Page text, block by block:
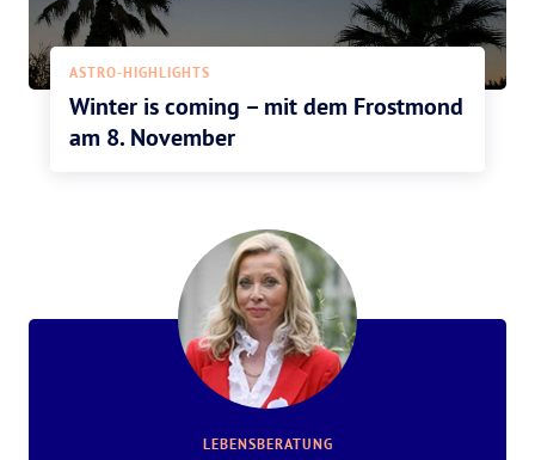
ASTRO-HIGHLIGHTS
Winter is coming – mit dem Frostmond
am 8. November
LEBENSBERATUNG